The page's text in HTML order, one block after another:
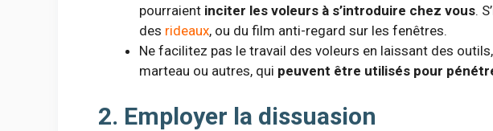
pourraient inciter les voleurs à s’introduire chez vous.
des rideaux, ou du film anti-regard sur les fenêtres.
Ne facilitez pas le travail des voleurs en laissant des outils,
marteau ou autres, qui peuvent être utilisés pour
2. Employer la dissuasion